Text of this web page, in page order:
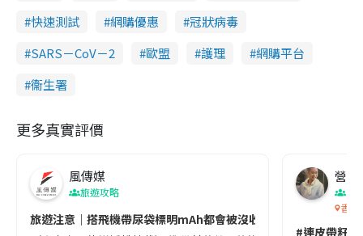
快速測試
網購優惠
冠狀病毒
SARS－CoV－2
歐盟 護理
網購平台
衞生署
更多真實評價
風傳媒
旅遊攻略
旅遊注意｜搭飛機帶尿袋標明mAh都會被沒收😱出發前切記檢查
營養
香港
#連皮帶籽